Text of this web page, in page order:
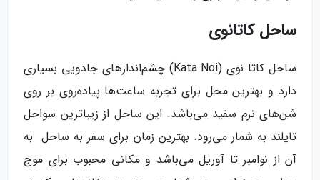
ساحل کاتانوی
ساحل کاتا نوی (Kata Noi) چشم‌اندازهای جادویی بسیاری
دارد و بهترین محل برای تجربه ساعت‌ها پیاده‌روی بر روی
شن‌های نرم سفید می‌باشد. این ساحل از زیباترین سواحل
تایلند به شمار می‌رود. بهترین زمان برای سفر به ساحل به
آن از نوامبر تا آوریل می‌باشد و مکانی محبوب برای موج